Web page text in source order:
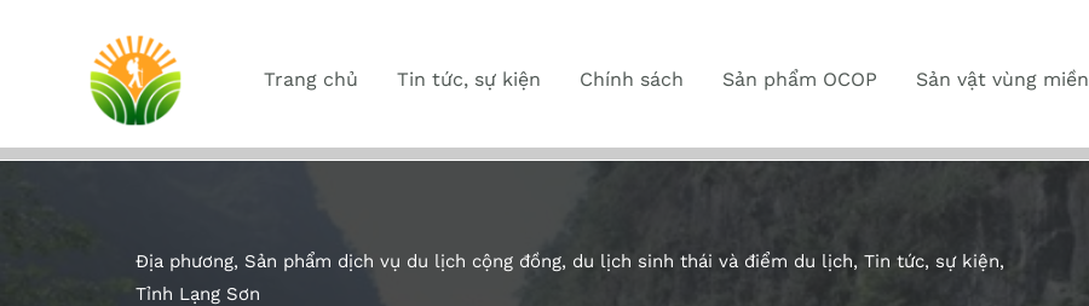
Trang chủ Tin tức, sự kiện Chính sách Sản phẩm OCOP Sản vật vùng miền
Địa phương, Sản phẩm dịch vụ du lịch cộng đồng, du lịch sinh thái và điểm du lịch, Tin tức, sự kiện,
Tỉnh Lạng Sơn